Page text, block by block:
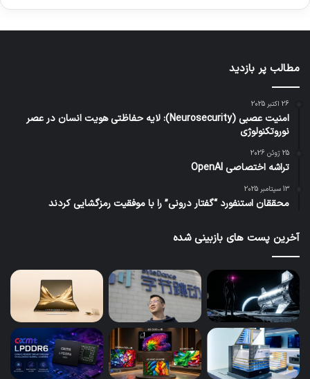
مطالب پر بازدید
26 اکتبر 2025
امنیت عصبی (Neurosecurity): لایه حفاظتی هویت انسان در عصر
نوروتکنولوژی
25 ژوئن 2026
تراشه اختصاصی OpenAI
13 سپتامبر 2025
محققان استنفورد “گفتار درونی” را با موفقیت رمزگشایی کردند
آخرین پست های بازبینی شده